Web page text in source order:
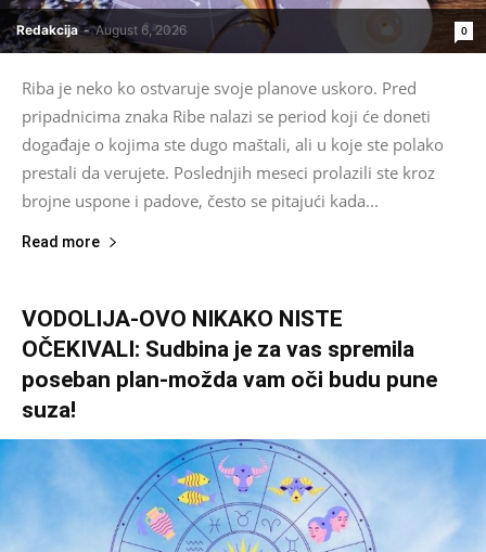
Redakcija - August 6, 2026 0
Riba je neko ko ostvaruje svoje planove uskoro. Pred
pripadnicima znaka Ribe nalazi se period koji će doneti
događaje o kojima ste dugo maštali, ali u koje ste polako
prestali da verujete. Poslednjih meseci prolazili ste kroz
brojne uspone i padove, često se pitajući kada...
Read more
VODOLIJA-OVO NIKAKO NISTE
OČEKIVALI: Sudbina je za vas spremila
poseban plan-možda vam oči budu pune
suza!